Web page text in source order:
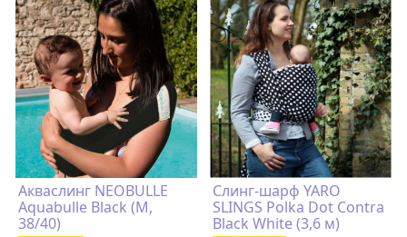
Акваслинг NEOBULLE
Aquabulle Black (M,
38/40)
Слинг-шарф YARO
SLINGS Polka Dot Contra
Black White (3,6 м)